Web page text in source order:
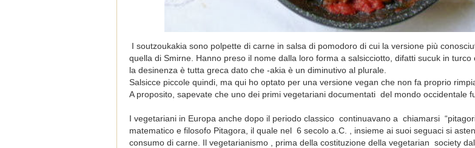
I soutzoukakia sono polpette di carne in salsa di pomodoro di cui la versione più
quella di Smirne. Hanno preso il nome dalla loro forma a salsicciotto, difatti sucuk in turco
la desinenza è tutta greca dato che -akia è un diminutivo al plurale.
Salsicce piccole quindi, ma qui ho optato per una versione vegan che non fa proprio
A proposito, sapevate che uno dei primi vegetariani documentati del mondo occidentale
I vegetariani in Europa anche dopo il periodo classico continuavano a chiamarsi
matematico e filosofo Pitagora, il quale nel 6 secolo a.C. , insieme ai suoi seguaci si
consumo di carne. Il vegetarianismo , prima della costituzione della vegetarian society